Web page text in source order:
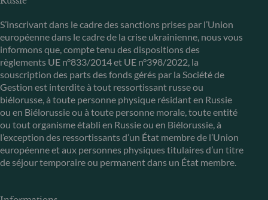
S’inscrivant dans le cadre des sanctions prises par l’Union
européenne dans le cadre de la crise ukrainienne, nous vous
informons que, compte tenu des dispositions des
règlements UE n°833/2014 et UE n°398/2022, la
souscription des parts des fonds gérés par la Société de
Gestion est interdite à tout ressortissant russe ou
biélorusse, à toute personne physique résidant en Russie
ou en Biélorussie ou à toute personne morale, toute entité
ou tout organisme établi en Russie ou en Biélorussie, à
l’exception des ressortissants d’un État membre de l’Union
européenne et aux personnes physiques titulaires d’un titre
de séjour temporaire ou permanent dans un État membre.